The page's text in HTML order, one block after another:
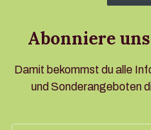
Abonniere
Damit bekommst du alle
und Sonderangeboten